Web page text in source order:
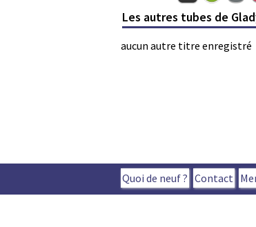
Les autres tubes de
aucun autre titre enregistré
Quoi de neuf ? Contact